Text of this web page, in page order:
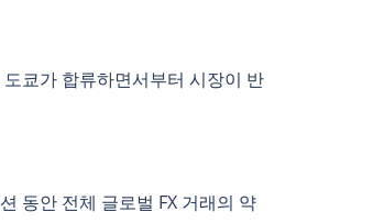
쿄가 합류하면서부터 시장이 반
동안 전체 글로벌 FX 거래의 약